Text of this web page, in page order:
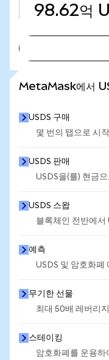
98.62억
MetaMask에서
USDS 구매
몇 번의 탭으로 시
USDS 판매
USDS을(를) 현금
USDS 스왑
블록체인 전반에서
예측
USDS 및 암호화폐
무기한 선물
최대 50배 레버리
스테이킹
암호화폐를 운용하